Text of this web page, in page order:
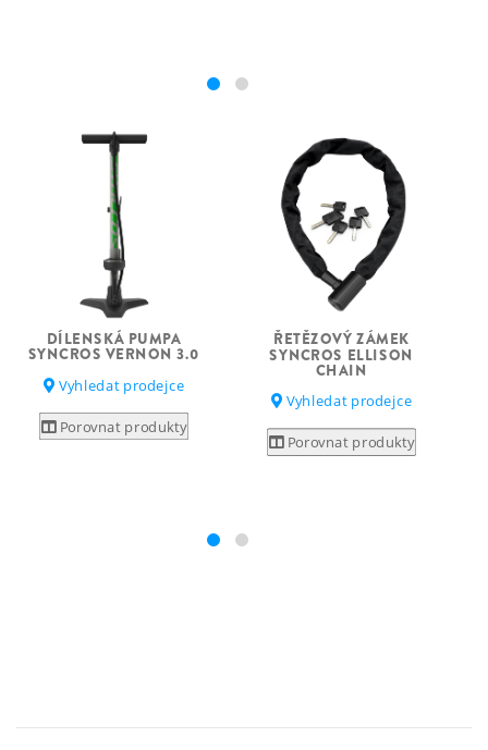
DÍLENSKÁ PUMPA
SYNCROS VERNON 3.0
Vyhledat prodejce
Porovnat produkty
ŘETĚZOVÝ ZÁMEK
SYNCROS ELLISON
CHAIN
Vyhledat prodejce
Porovnat produkty